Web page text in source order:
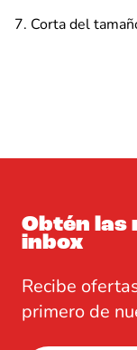
Corta del
Obtén las
inbox
Recibe
primero de